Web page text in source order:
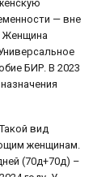
— вне
Женщина
БИР. В 2023
вид
женщинам.
(70д+70д) –